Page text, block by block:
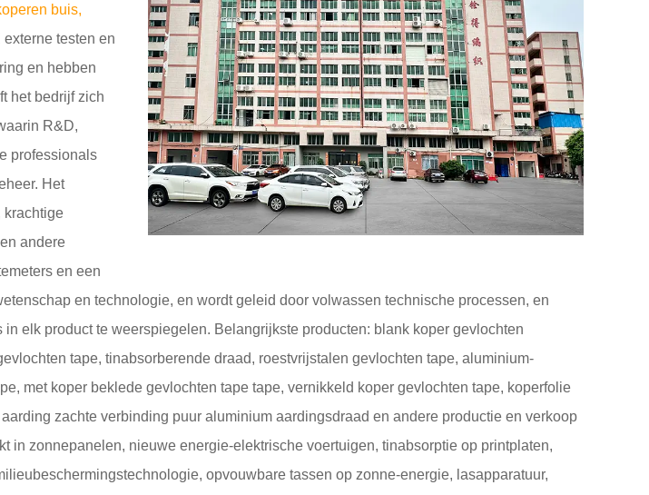
buis,
testen en
en hebben
het bedrijf zich
R&D,
professionals
Het
krachtige
andere
en een
en technologie, en wordt geleid door volwassen technische processen, en
elk product te weerspiegelen. Belangrijkste producten: blank koper gevlochten
tape, tinabsorberende draad, roestvrijstalen gevlochten tape, aluminium-
met koper beklede gevlochten tape tape, vernikkeld koper gevlochten tape, koperfolie
zachte verbinding puur aluminium aardingsdraad en andere productie en verkoop
zonnepanelen, nieuwe energie-elektrische voertuigen, tinabsorptie op printplaten,
opvouwbare tassen op zonne-energie, lasapparatuur,